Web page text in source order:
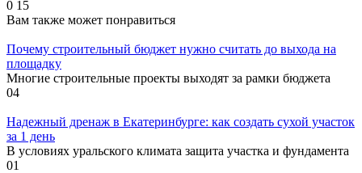
0 15
Вам также может понравиться
Почему строительный бюджет нужно считать до выхода на
площадку
Многие строительные проекты выходят за рамки бюджета
04
Надежный дренаж в Екатеринбурге: как создать сухой участок
за 1 день
В условиях уральского климата защита участка и фундамента
01